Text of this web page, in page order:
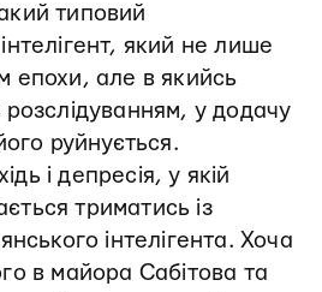
типовий
який не лише
епохи, але в якийсь
розслідуванням, у додачу
руйнується.
і депресія, у якій
триматись із
інтелігента. Хоча
в майора Сабітова та